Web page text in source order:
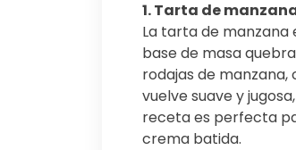
1. Tarta de
La tarta de manzana
base de masa
rodajas de manzana,
vuelve suave y
receta es perfecta
crema batida.